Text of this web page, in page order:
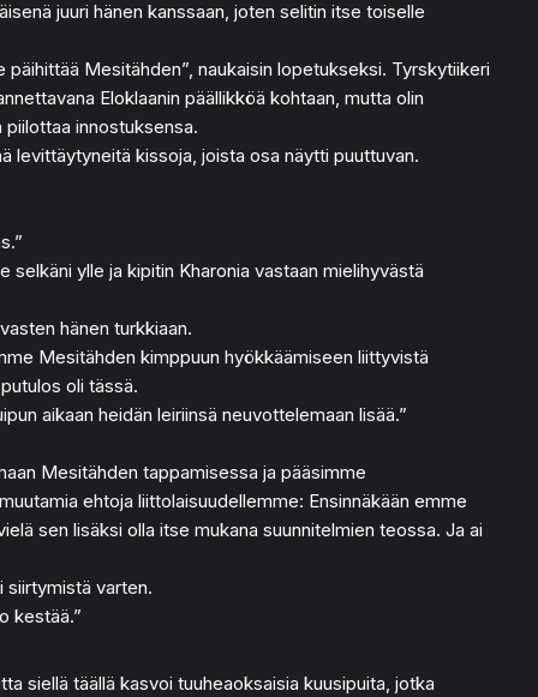
juuri hänen kanssaan, joten selitin itse toiselle
päihittää Mesitähden”, naukaisin lopetukseksi. Tyrskytiikeri
Eloklaanin päällikköä kohtaan, mutta olin
innostuksensa.
levittäytyneitä kissoja, joista osa näytti puuttuvan.
selkäni ylle ja kipitin Kharonia vastaan mielihyvästä
hänen turkkiaan.
Mesitähden kimppuun hyökkäämiseen liittyvistä
oli tässä.
aikaan heidän leiriinsä neuvottelemaan lisää.”
Mesitähden tappamisessa ja pääsimme
ehtoja liittolaisuudellemme: Ensinnäkään emme
sen lisäksi olla itse mukana suunnitelmien teossa. Ja ai
siirtymistä varten.
kestää.”
siellä täällä kasvoi tuuheaoksaisia kuusipuita, jotka